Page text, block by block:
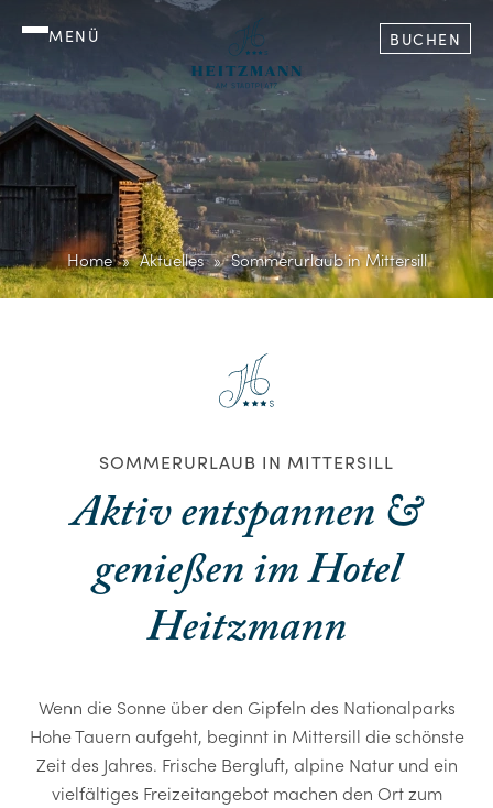
MENÜ BUCHEN
Home Aktuelles Sommerurlaub in Mittersill
SOMMERURLAUB IN MITTERSILL
Aktiv entspannen &
genießen im Hotel
Heitzmann
Wenn die Sonne über den Gipfeln des Nationalparks
Hohe Tauern aufgeht, beginnt in Mittersill die schönste
Zeit des Jahres. Frische Bergluft, alpine Natur und ein
vielfältiges Freizeitangebot machen den Ort zum